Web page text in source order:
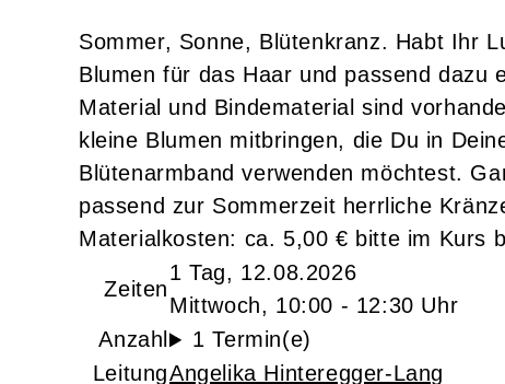
Sommer, Sonne, Blütenkranz. Habt Ihr
Blumen für das Haar und passend dazu
Material und Bindematerial sind
kleine Blumen mitbringen, die Du in
Blütenarmband verwenden möchtest.
passend zur Sommerzeit herrliche
Materialkosten: ca. 5,00 € bitte im Kurs
Zeiten
1 Tag, 12.08.2026
Mittwoch, 10:00 - 12:30 Uhr
Anzahl
1 Termin(e)
LeitungAngelika Hinteregger-Lang